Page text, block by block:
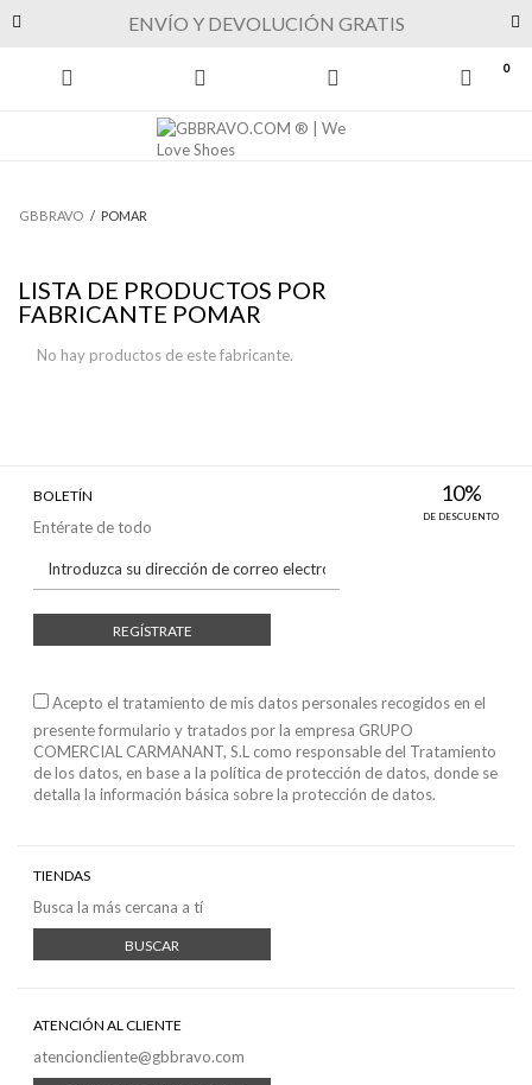
ENVÍO Y DEVOLUCIÓN GRATIS Next
0
GBBRAVO / POMAR
LISTA DE PRODUCTOS POR
FABRICANTE POMAR
No hay productos de este fabricante.
10%
DE DESCUENTO
BOLETÍN
Entérate de todo
REGÍSTRATE
Acepto el tratamiento de mis datos personales recogidos en el
presente formulario y tratados por la empresa GRUPO
COMERCIAL CARMANANT, S.L como responsable del Tratamiento
de los datos, en base a la política de protección de datos, donde se
detalla la información básica sobre la protección de datos.
TIENDAS
Busca la más cercana a tí
BUSCAR
ATENCIÓN AL CLIENTE
atencioncliente@gbbravo.com